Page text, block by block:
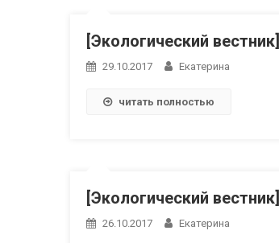
[Экологический
29.10.2017 Екатерина
читать полностью
[Экологический
26.10.2017 Екатерина